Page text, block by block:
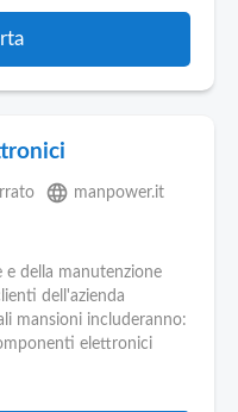
language manpower.it
e della manutenzione
dell'azienda
mansioni includeranno:
elettronici